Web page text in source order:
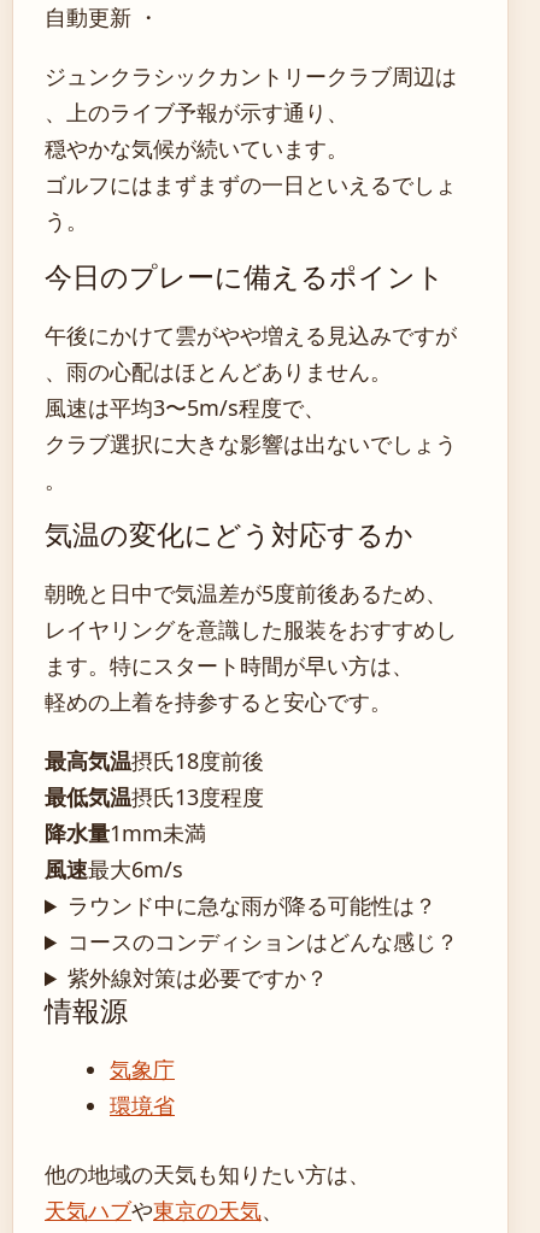
自動更新 ・
ジュンクラシックカントリークラブ周辺は
、上のライブ予報が示す通り、
穏やかな気候が続いています。
ゴルフにはまずまずの一日といえるでしょ
う。
今日のプレーに備えるポイント
午後にかけて雲がやや増える見込みですが
、雨の心配はほとんどありません。
風速は平均3〜5m/s程度で、
クラブ選択に大きな影響は出ないでしょう
。
気温の変化にどう対応するか
朝晩と日中で気温差が5度前後あるため、
レイヤリングを意識した服装をおすすめし
ます。特にスタート時間が早い方は、
軽めの上着を持参すると安心です。
最高気温摂氏18度前後
最低気温摂氏13度程度
降水量1mm未満
風速最大6m/s
ラウンド中に急な雨が降る可能性は？
コースのコンディションはどんな感じ？
紫外線対策は必要ですか？
情報源
気象庁
環境省
他の地域の天気も知りたい方は、
天気ハブや東京の天気、